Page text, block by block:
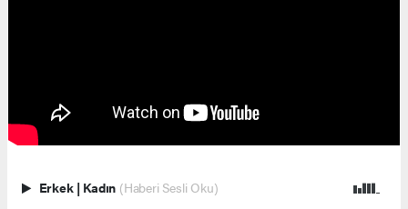
Erkek | Kadın (Haberi Sesli Oku)